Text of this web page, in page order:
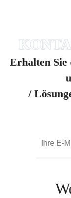
Erhalten Sie
/